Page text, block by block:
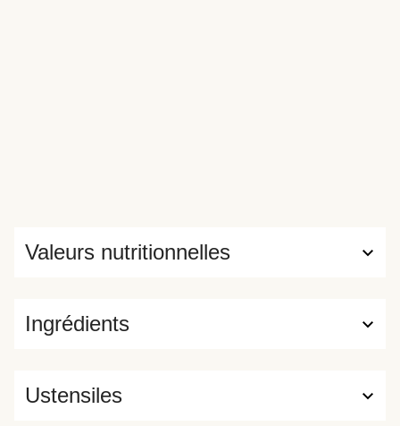
Ingrédients
Valeurs nutritionnelles
Ustensiles